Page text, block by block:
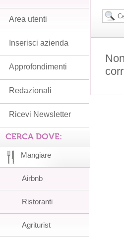
Area utenti
Inserisci azienda
Approfondimenti
Redazionali
Ricevi Newsletter
CERCA DOVE:
Mangiare
Airbnb
Ristoranti
Agriturist